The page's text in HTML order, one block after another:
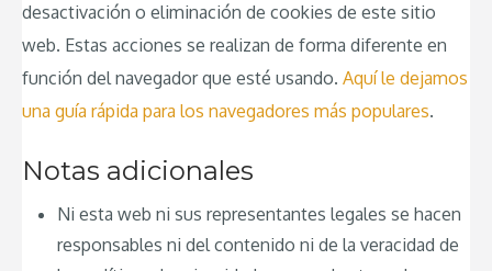
desactivación o eliminación de cookies de este sitio
web. Estas acciones se realizan de forma diferente en
función del navegador que esté usando. Aquí le dejamos
una guía rápida para los navegadores más populares.
Notas adicionales
Ni esta web ni sus representantes legales se hacen
responsables ni del contenido ni de la veracidad de